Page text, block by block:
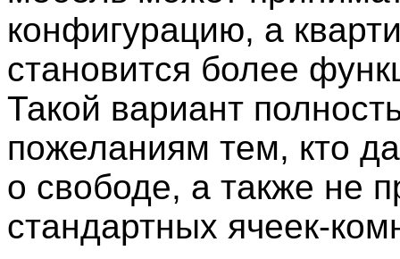
конфигурацию, а
становится более
Такой вариант
пожеланиям тем, кто
о свободе, а также не
стандартных ячеек-